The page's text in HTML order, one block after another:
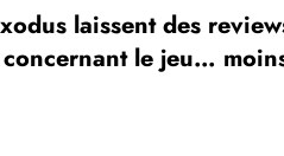
laissent des
concernant le jeu…